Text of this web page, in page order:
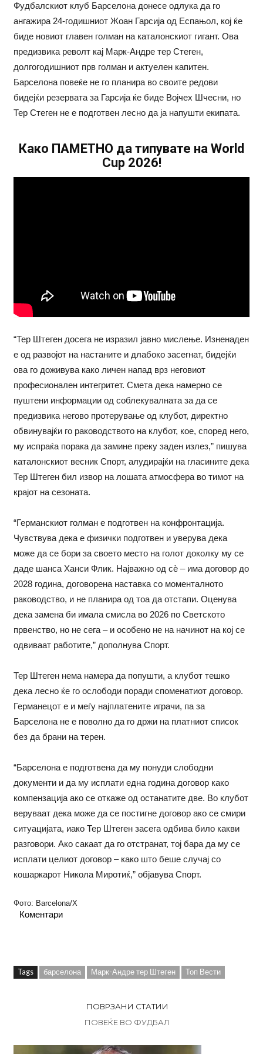
Фудбалскиот клуб Барселона донесе одлука да го
ангажира 24-годишниот Жоан Гарсија од Еспањол, кој ќе
биде новиот главен голман на каталонскиот гигант. Ова
предизвика револт кај Марк-Андре тер Стеген,
долгогодишниот прв голман и актуелен капитен.
Барселона повеќе не го планира во своите редови
бидејќи резервата за Гарсија ќе биде Војчех Шчесни, но
Тер Стеген не е подготвен лесно да ја напушти екипата.
Како ПАМЕТНО да типувате на World
Cup 2026!
“Тер Штеген досега не изразил јавно мислење. Изненаден
е од развојот на настаните и длабоко засегнат, бидејќи
ова го доживува како личен напад врз неговиот
професионален интегритет. Смета дека намерно се
пуштени информации од соблекувалната за да се
предизвика негово протерување од клубот, директно
обвинувајќи го раководството на клубот, кое, според него,
му испраќа порака да замине преку заден излез,” пишува
каталонскиот весник Спорт, алудирајќи на гласините дека
Тер Штеген бил извор на лошата атмосфера во тимот на
крајот на сезоната.
“Германскиот голман е подготвен на конфронтација.
Чувствува дека е физички подготвен и уверува дека
може да се бори за своето место на голот доколку му се
даде шанса Ханси Флик. Најважно од сѐ – има договор до
2028 година, договорена наставка со моменталното
раководство, и не планира од тоа да отстапи. Оценува
дека замена би имала смисла во 2026 по Светското
првенство, но не сега – и особено не на начинот на кој се
одвиваат работите,” дополнува Спорт.
Тер Штеген нема намера да попушти, а клубот тешко
дека лесно ќе го ослободи поради споменатиот договор.
Германецот е и меѓу најплатените играчи, па за
Барселона не е поволно да го држи на платниот список
без да брани на терен.
“Барселона е подготвена да му понуди слободни
документи и да му исплати една година договор како
компензација ако се откаже од останатите две. Во клубот
веруваат дека може да се постигне договор ако се смири
ситуацијата, иако Тер Штеген засега одбива било какви
разговори. Ако сакаат да го отстранат, тој бара да му се
исплати целиот договор – како што беше случај со
кошаркарот Никола Миротиќ,” објавува Спорт.
Фото: Barcelona/X
Коментари
Tags барселона Марк-Андре тер Штеген Топ Вести
ПОВРЗАНИ СТАТИИ
ПОВЕЌЕ ВО ФУДБАЛ